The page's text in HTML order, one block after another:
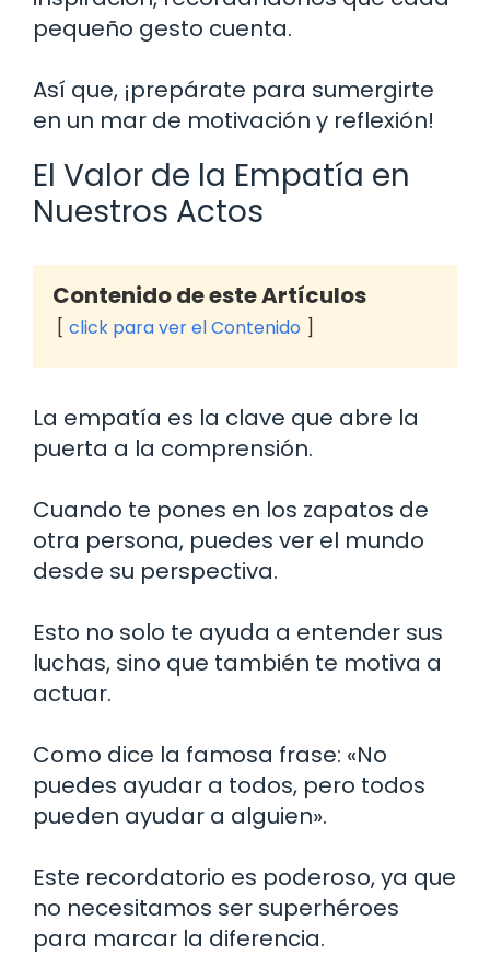
pequeño gesto cuenta.
Así que, ¡prepárate para sumergirte
en un mar de motivación y reflexión!
El Valor de la Empatía en
Nuestros Actos
Contenido de este Artículos
click para ver el Contenido
La empatía es la clave que abre la
puerta a la comprensión.
Cuando te pones en los zapatos de
otra persona, puedes ver el mundo
desde su perspectiva.
Esto no solo te ayuda a entender sus
luchas, sino que también te motiva a
actuar.
Como dice la famosa frase: «No
puedes ayudar a todos, pero todos
pueden ayudar a alguien».
Este recordatorio es poderoso, ya que
no necesitamos ser superhéroes
para marcar la diferencia.